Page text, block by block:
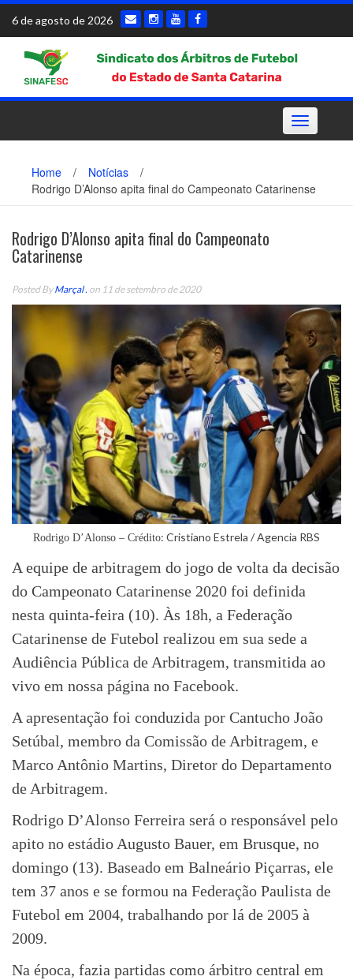
Skip
content
6 de agosto de 2026
Toggle
navigation
Home / Notícias
/
Rodrigo D’Alonso apita final do Campeonato Catarinense
Rodrigo D’Alonso apita final do Campeonato
Catarinense
Posted ByMarçal . on 11 de setembro de 2020
Rodrigo D’Alonso – Crédito: Cristiano Estrela / Agencia RBS
A equipe de arbitragem do jogo de volta da decisão
do Campeonato Catarinense 2020 foi definida
nesta quinta-feira (10). Às 18h, a Federação
Catarinense de Futebol realizou em sua sede a
Audiência Pública de Arbitragem, transmitida ao
vivo em nossa página no Facebook.
A apresentação foi conduzida por Cantucho João
Setúbal, membro da Comissão de Arbitragem, e
Marco Antônio Martins, Diretor do Departamento
de Arbitragem.
Rodrigo D’Alonso Ferreira será o responsável pelo
apito no estádio Augusto Bauer, em Brusque, no
domingo (13). Baseado em Balneário Piçarras, ele
tem 37 anos e se formou na Federação Paulista de
Futebol em 2004, trabalhando por lá de 2005 à
2009.
Na época, fazia partidas como árbitro central em